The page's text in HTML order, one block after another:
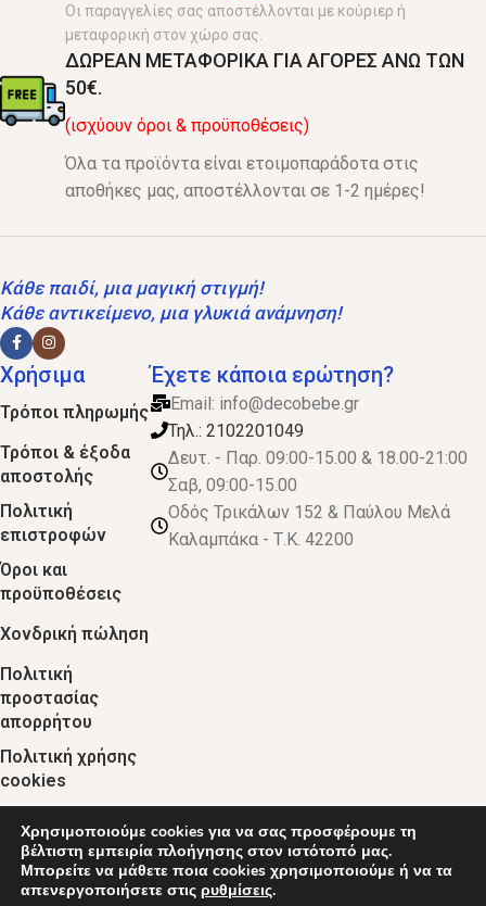
Οι παραγγελίες σας αποστέλλονται με κούριερ ή
μεταφορική στον χώρο σας.
ΔΩΡΕΑΝ ΜΕΤΑΦΟΡΙΚΑ ΓΙΑ ΑΓΟΡΕΣ ΑΝΩ ΤΩΝ
50€.
(ισχύουν όροι & προϋποθέσεις)
Όλα τα προϊόντα είναι ετοιμοπαράδοτα στις
αποθήκες μας, αποστέλλονται σε 1-2 ημέρες!
Κάθε παιδί, μια μαγική στιγμή!
Κάθε αντικείμενο, μια γλυκιά ανάμνηση!
Χρήσιμα
Τρόποι πληρωμής
Τρόποι & έξοδα
αποστολής
Πολιτική
επιστροφών
Όροι και
προϋποθέσεις
Χονδρική πώληση
Πολιτική
προστασίας
απορρήτου
Πολιτική χρήσης
cookies
Έχετε κάποια ερώτηση?
Email: info@decobebe.gr
Τηλ.: 2102201049
Δευτ. - Παρ. 09:00-15.00 & 18.00-21:00
Σαβ, 09:00-15.00
Οδός Τρικάλων 152 & Παύλου Μελά
Καλαμπάκα - Τ.Κ. 42200
© 2024 :: decobebe.gr
Χρησιμοποιούμε cookies για να σας προσφέρουμε τη
βέλτιστη εμπειρία πλοήγησης στον ιστότοπό μας.
Μπορείτε να μάθετε ποια cookies χρησιμοποιούμε ή να τα
απενεργοποιήσετε στις ρυθμίσεις.